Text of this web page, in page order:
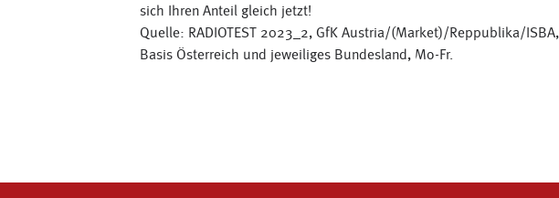
sich Ihren Anteil gleich jetzt!
Quelle: RADIOTEST 2023_2, GfK Austria/(Market)/Reppublika/ISBA,
Basis Österreich und jeweiliges Bundesland, Mo-Fr.